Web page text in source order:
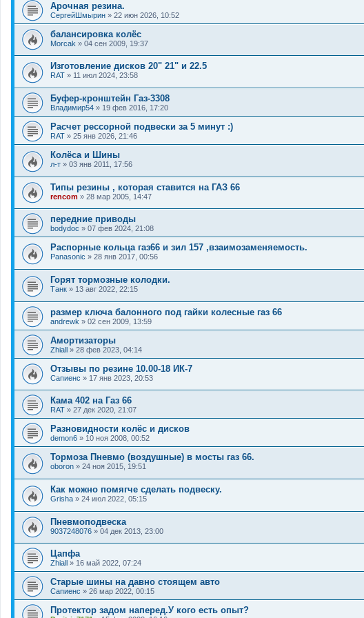
Арочная резина.
СергейШмырин » 22 июн 2026, 10:52
балансировка колёс
Morcak » 04 сен 2009, 19:37
Изготовление дисков 20" 21" и 22.5
RAT » 11 июл 2024, 23:58
Буфер-кронштейн Газ-3308
Владимир54 » 19 фев 2016, 17:20
Расчет рессорной подвески за 5 минут :)
RAT » 25 янв 2026, 21:46
Колёса и Шины
л-т » 03 янв 2011, 17:56
Типы резины , которая ставится на ГАЗ 66
rencom » 28 мар 2005, 14:47
передние приводы
bodydoc » 07 фев 2024, 21:08
Распорные кольца газ66 и зил 157 ,взаимозаменяемость.
Panasonic » 28 янв 2017, 00:56
Горят тормозные колодки.
Танк » 13 авг 2022, 22:15
размер ключа балонного под гайки колесные газ 66
andrewk » 02 сен 2009, 13:59
Амортизаторы
Zhiall » 28 фев 2023, 04:14
Отзывы по резине 10.00-18 ИК-7
Сапиенс » 17 янв 2023, 20:53
Кама 402 на Газ 66
RAT » 27 дек 2020, 21:07
Разновидности колёс и дисков
demon6 » 10 ноя 2008, 00:52
Тормоза Пневмо (воздушные) в мосты газ 66.
oboron » 24 ноя 2015, 19:51
Как можно помягче сделать подвеску.
Grisha » 24 июл 2022, 05:15
Пневмоподвеска
9037248076 » 04 дек 2013, 23:00
Цапфа
Zhiall » 16 май 2022, 07:24
Старые шины на давно стоящем авто
Сапиенс » 26 мар 2022, 00:15
Протектор задом наперед.У кого есть опыт?